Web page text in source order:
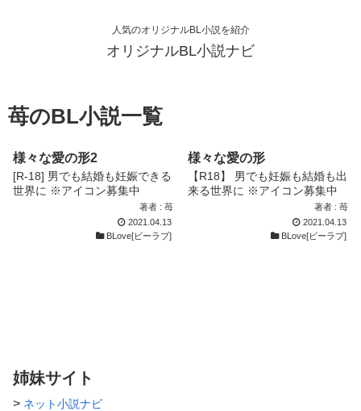
人気のオリジナルBL小説を紹介
オリジナルBL小説ナビ
苺のBL小説一覧
様々な愛の形2
[R-18] 男でも結婚も妊娠できる
世界に ※アイコン募集中
著者 : 苺
2021.04.13
BLove[ビーラブ]
様々な愛の形
【R18】 男でも妊娠も結婚も出
来る世界に ※アイコン募集中
著者 : 苺
2021.04.13
BLove[ビーラブ]
姉妹サイト
> ネット小説ナビ